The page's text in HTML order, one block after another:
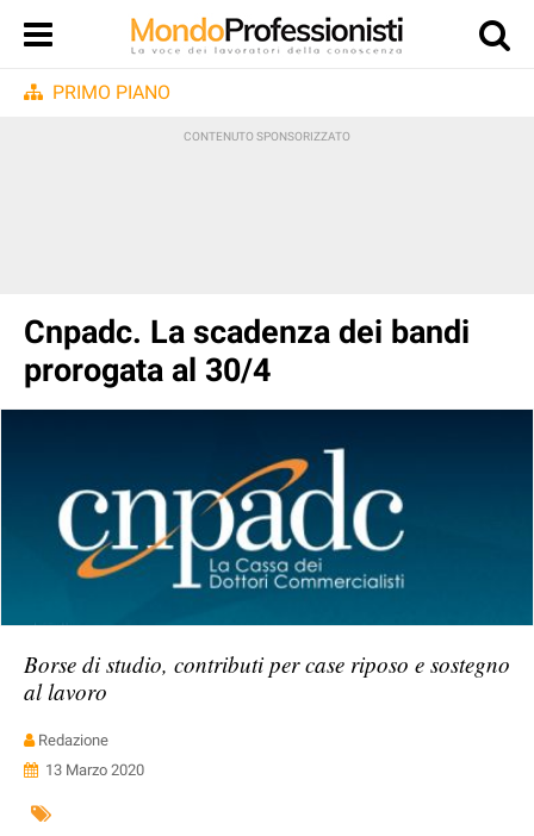
PRIMO PIANO
Cnpadc. La scadenza dei bandi
prorogata al 30/4
Borse di studio, contributi per case riposo e sostegno
al lavoro
Redazione
13 Marzo 2020